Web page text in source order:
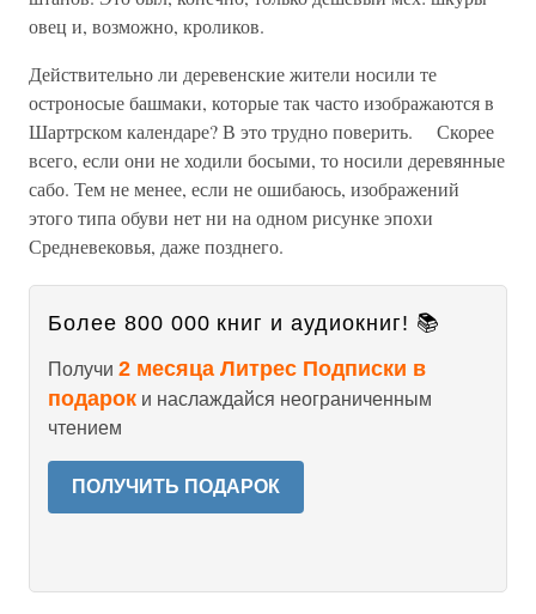
овец и, возможно, кроликов.
Действительно ли деревенские жители носили те
остроносые башмаки, которые так часто изображаются в
Шартрском календаре? В это трудно поверить. Скорее
всего, если они не ходили босыми, то носили деревянные
сабо. Тем не менее, если не ошибаюсь, изображений
этого типа обуви нет ни на одном рисунке эпохи
Средневековья, даже позднего.
Более 800 000 книг и аудиокниг! 📚
Получи 2 месяца Литрес Подписки в
подарок и наслаждайся неограниченным
чтением
ПОЛУЧИТЬ ПОДАРОК